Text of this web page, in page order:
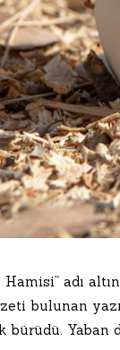
adı
bulunan
bürüdü.